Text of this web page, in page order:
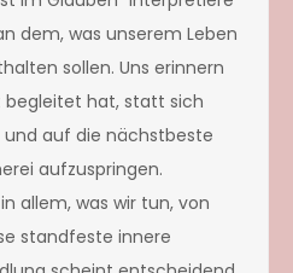
dem, was unserem Leben
sollen. Uns erinnern
begleitet hat, statt sich
und auf die nächstbeste
aufzuspringen.
allem, was wir tun, von
standfeste innere